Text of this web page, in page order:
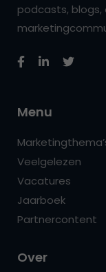
podcasts, blogs,
Menu
Veelgelezen
Vacatures
Jaarboek
Partnercontent
Over